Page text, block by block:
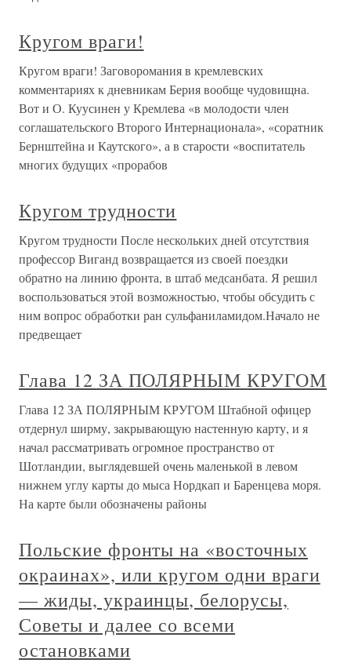
Кругом враги!
Кругом враги! Заговоромания в кремлевских
комментариях к дневникам Берия вообще чудовищна.
Вот и О. Куусинен у Кремлева «в молодости член
соглашательского Второго Интернационала», «соратник
Бернштейна и Каутского», а в старости «воспитатель
многих будущих «прорабов
Кругом трудности
Кругом трудности После нескольких дней отсутствия
профессор Виганд возвращается из своей поездки
обратно на линию фронта, в штаб медсанбата. Я решил
воспользоваться этой возможностью, чтобы обсудить с
ним вопрос обработки ран сульфаниламидом.Начало не
предвещает
Глава 12 ЗА ПОЛЯРНЫМ КРУГОМ
Глава 12 ЗА ПОЛЯРНЫМ КРУГОМ Штабной офицер
отдернул ширму, закрывающую настенную карту, и я
начал рассматривать огромное пространство от
Шотландии, выглядевшей очень маленькой в левом
нижнем углу карты до мыса Нордкап и Баренцева моря.
На карте были обозначены районы
Польские фронты на «восточных
окраинах», или кругом одни враги
— жиды, украинцы, белорусы,
Советы и далее со всеми
остановками